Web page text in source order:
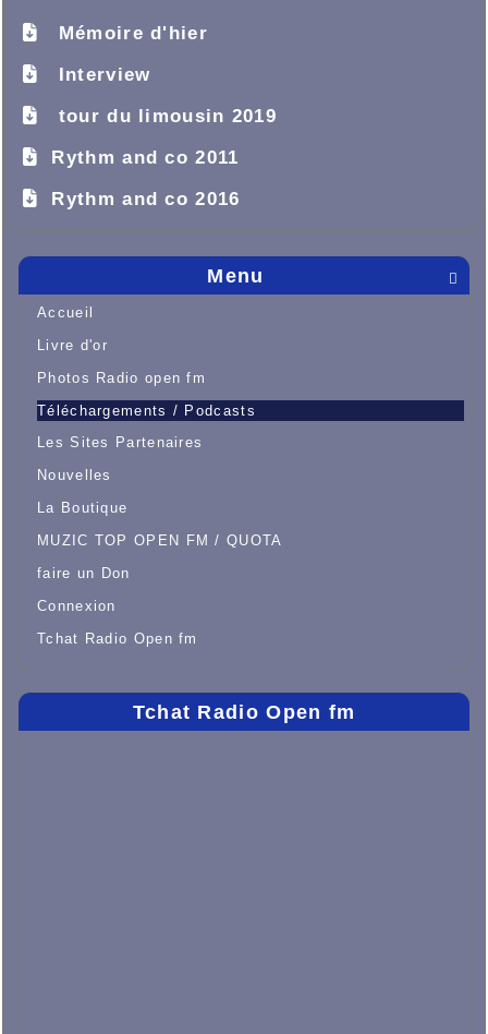

Menu
Accueil
Livre d'or
Photos Radio open fm
Téléchargements / Podcasts
Les Sites Partenaires
Nouvelles
La Boutique
MUZIC TOP OPEN FM / QUOTA
faire un Don
Connexion
Tchat Radio Open fm
Tchat Radio Open fm
Mémoire d'hier
Interview
tour du limousin 2019
Rythm and co 2011
Rythm and co 2016